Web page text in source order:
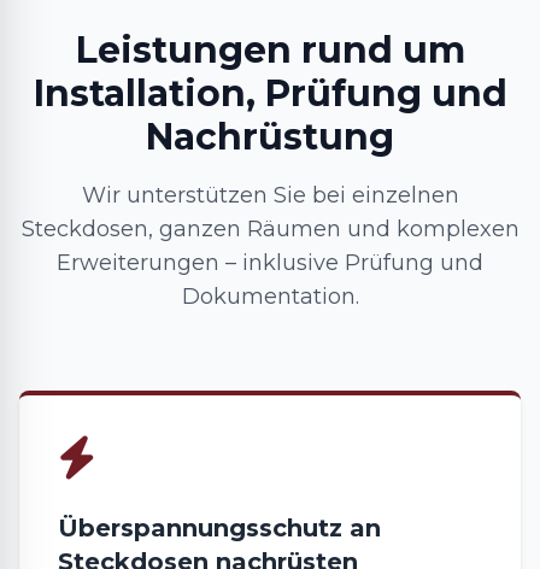
Leistungen rund um
Installation, Prüfung und
Nachrüstung
Wir unterstützen Sie bei einzelnen
Steckdosen, ganzen Räumen und komplexen
Erweiterungen – inklusive Prüfung und
Dokumentation.
Überspannungsschutz an
Steckdosen nachrüsten